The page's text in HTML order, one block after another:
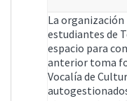
La organización
estudiantes de
espacio para
anterior toma
Vocalía de